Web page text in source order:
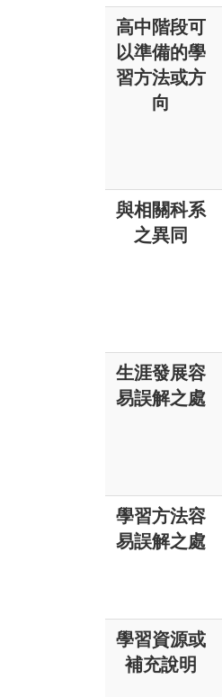
高中階段可
以準備的學
習方法或方
向
與相關科系
之異同
生涯發展容
易誤解之處
學習方法容
易誤解之處
學習資源或
補充說明